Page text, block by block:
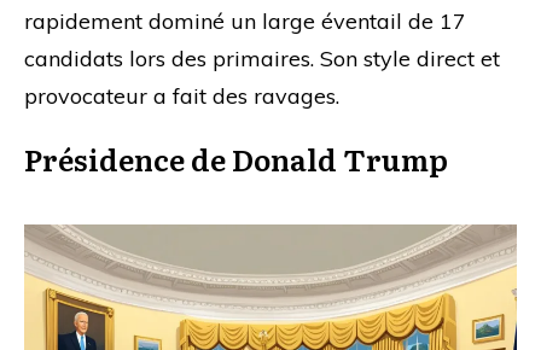
rapidement dominé un large éventail de 17
candidats lors des primaires. Son style direct et
provocateur a fait des ravages.
Présidence de Donald Trump